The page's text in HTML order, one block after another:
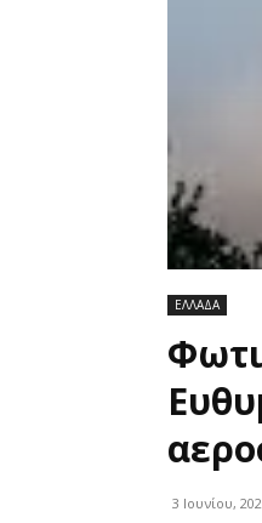
ΕΛΛΑΔΑ
3 Ιουνίου,